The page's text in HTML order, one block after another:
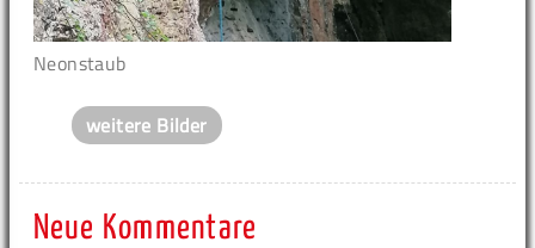
Neonstaub
weitere Bilder
Neue Kommentare